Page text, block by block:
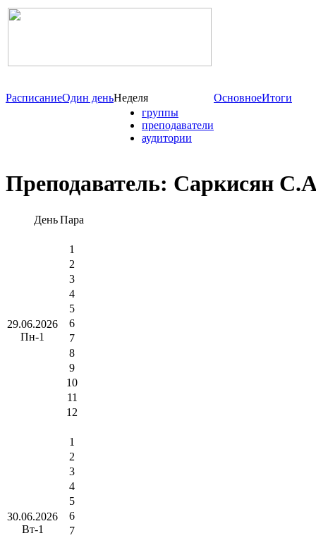
РасписаниеОдин деньНеделя ОсновноеИтоги
группы
преподаватели
аудитории
Преподаватель: Саркисян
ДеньПара
29.06.2026
Пн-1
1
2
3
4
5
6
7
8
9
10
11
12
30.06.2026
Вт-1
1
2
3
4
5
6
7